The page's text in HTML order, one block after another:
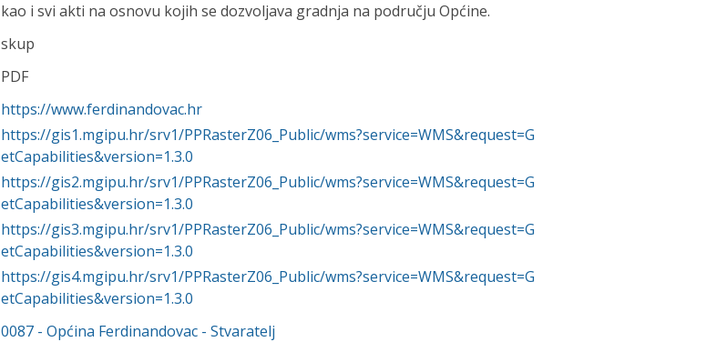
kao i svi akti na osnovu kojih se dozvoljava gradnja na području Općine.
skup
PDF
https://www.ferdinandovac.hr
https://gis1.mgipu.hr/srv1/PPRasterZ06_Public/wms?service=WMS&request=G
etCapabilities&version=1.3.0
https://gis2.mgipu.hr/srv1/PPRasterZ06_Public/wms?service=WMS&request=G
etCapabilities&version=1.3.0
https://gis3.mgipu.hr/srv1/PPRasterZ06_Public/wms?service=WMS&request=G
etCapabilities&version=1.3.0
https://gis4.mgipu.hr/srv1/PPRasterZ06_Public/wms?service=WMS&request=G
etCapabilities&version=1.3.0
0087 - Općina Ferdinandovac - Stvaratelj